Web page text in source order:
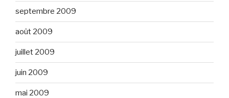
septembre 2009
août 2009
juillet 2009
juin 2009
mai 2009